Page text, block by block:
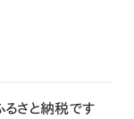
さと納税です